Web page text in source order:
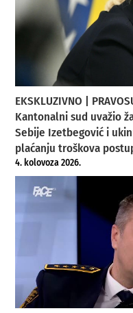
EKSKLUZIVNO |
Kantonalni sud uvažio
Sebije Izetbegović i
plaćanju troškova
4. kolovoza 2026.